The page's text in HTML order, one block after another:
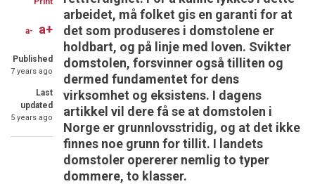
Facebook
Twitter
email
a- a+
Published
7 years ago
Last
updated
5 years ago
arbeidet, må folket gis en garanti for at
det som produseres i domstolene er
holdbart, og på linje med loven. Svikter
domstolen, forsvinner også tilliten og
dermed fundamentet for dens
virksomhet og eksistens. I dagens
artikkel vil dere få se at domstolen i
Norge er grunnlovsstridig, og at det ikke
finnes noe grunn for tillit. I landets
domstoler opererer nemlig to typer
dommere, to klasser.